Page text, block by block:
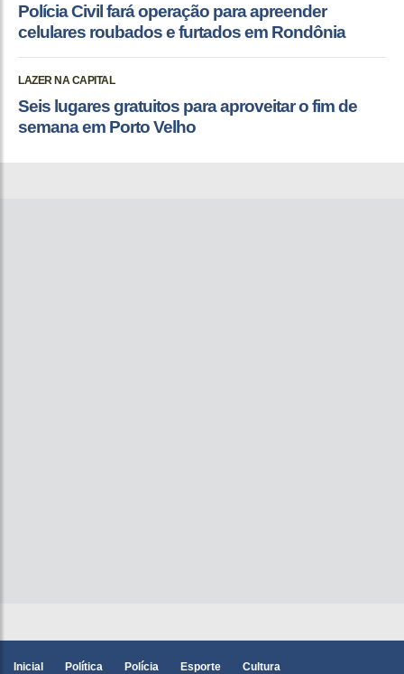
Polícia Civil fará operação para apreender
celulares roubados e furtados em Rondônia
LAZER NA CAPITAL
Seis lugares gratuitos para aproveitar o fim de
semana em Porto Velho
Inicial Política Polícia Esporte Cultura